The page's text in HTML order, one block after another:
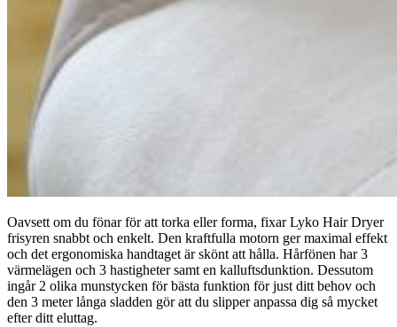
Oavsett om du fönar för att torka eller forma, fixar Lyko Hair Dryer
frisyren snabbt och enkelt. Den kraftfulla motorn ger maximal effekt
och det ergonomiska handtaget är skönt att hålla. Hårfönen har 3
värmelägen och 3 hastigheter samt en kalluftsdunktion. Dessutom
ingår 2 olika munstycken för bästa funktion för just ditt behov och
den 3 meter långa sladden gör att du slipper anpassa dig så mycket
efter ditt eluttag.